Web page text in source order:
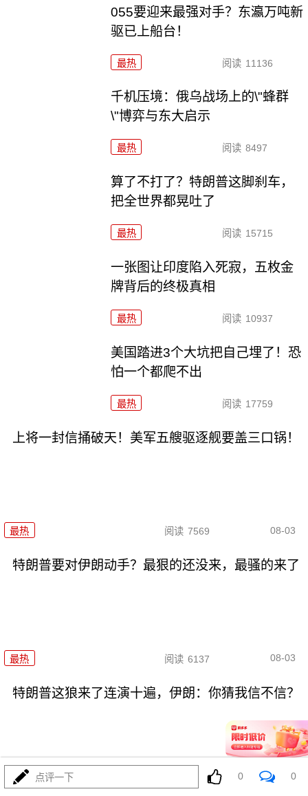
055要迎来最强对手？东瀛万吨新
驱已上船台！
最热 阅读 11136
千机压境：俄乌战场上的\"蜂群
\"博弈与东大启示
最热 阅读 8497
算了不打了？特朗普这脚刹车，
把全世界都晃吐了
最热 阅读 15715
一张图让印度陷入死寂，五枚金
牌背后的终极真相
最热 阅读 10937
美国踏进3个大坑把自己埋了！恐
怕一个都爬不出
最热 阅读 17759
上将一封信捅破天！美军五艘驱逐舰要盖三口锅！
最热 阅读 7569 08-03
特朗普要对伊朗动手？最狠的还没来，最骚的来了
最热 阅读 6137 08-03
特朗普这狼来了连演十遍，伊朗：你猜我信不信？
最热 阅读 5384 08-03
点评一下 0 0